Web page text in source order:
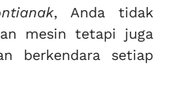
, Anda tidak
mesin tetapi juga
berkendara setiap